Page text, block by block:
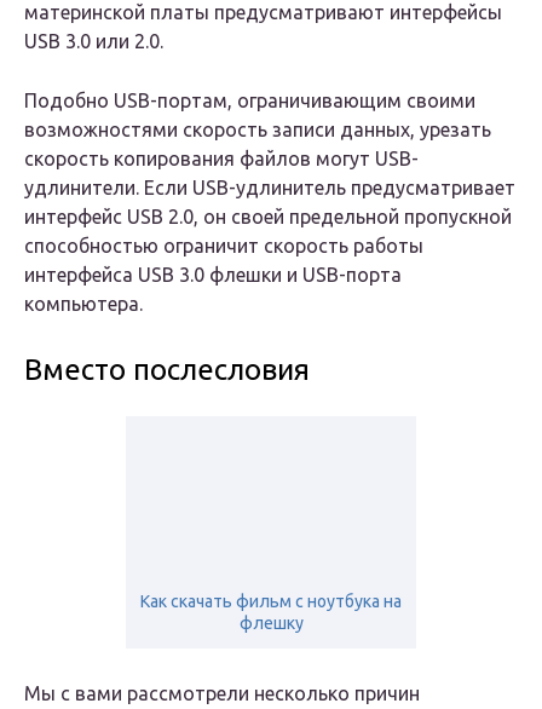
материнской платы предусматривают интерфейсы
USB 3.0 или 2.0.
Подобно USB-портам, ограничивающим своими
возможностями скорость записи данных, урезать
скорость копирования файлов могут USB-
удлинители. Если USB-удлинитель предусматривает
интерфейс USB 2.0, он своей предельной пропускной
способностью ограничит скорость работы
интерфейса USB 3.0 флешки и USB-порта
компьютера.
Вместо послесловия
Как скачать фильм с ноутбука на
флешку
Мы с вами рассмотрели несколько причин